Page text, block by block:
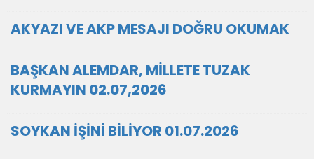
AKYAZI VE AKP MESAJI DOĞRU OKUMAK
BAŞKAN ALEMDAR, MİLLETE TUZAK
KURMAYIN 02.07,2026
SOYKAN İŞİNİ BİLİYOR 01.07.2026